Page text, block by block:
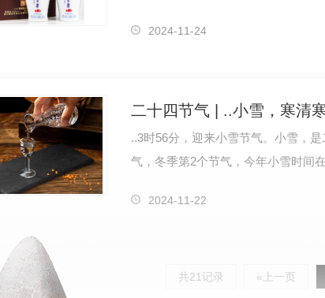
2024-11-24
二十四节气 | ..小雪，寒清
..3时56分，迎来小雪节气。小雪，
气，冬季第2个节气，今年小雪时间
2024-11-22
共21记录 «上一页